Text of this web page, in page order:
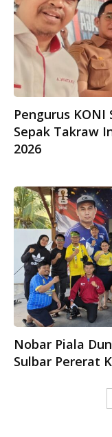
Pengurus
Sepak Takraw
2026
Nobar Piala
Sulbar Pererat